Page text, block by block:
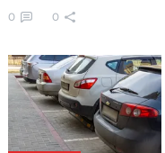
0 0